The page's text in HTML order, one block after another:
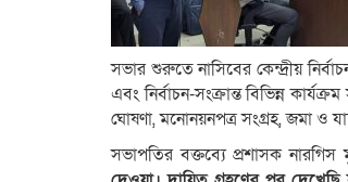
সভার শুরুতে নাসিবের কেন্দ্রীয়
এবং নির্বাচন-সংক্রান্ত বিভিন্ন
ঘোষণা, মনোনয়নপত্র সংগ্রহ, জমা ও
সভাপতির বক্তব্যে প্রশাসক নারগিস